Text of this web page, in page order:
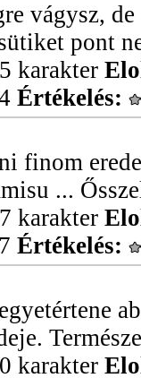
vágysz,
pont
karakter
Értékelés:
finom
...
karakter
Értékelés:
karakter